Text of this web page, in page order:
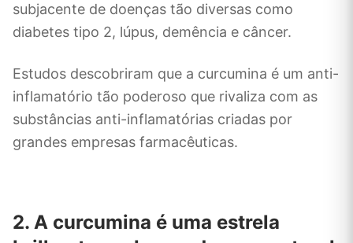
subjacente de doenças tão diversas como
diabetes tipo 2, lúpus, demência e câncer.
Estudos descobriram que a curcumina é um anti-
inflamatório tão poderoso que rivaliza com as
substâncias anti-inflamatórias criadas por
grandes empresas farmacêuticas.
2. A curcumina é uma estrela